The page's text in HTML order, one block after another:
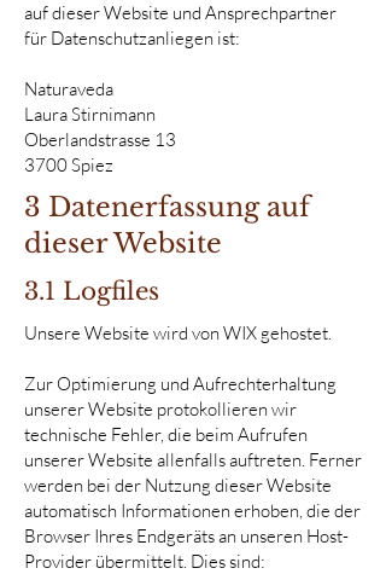
auf dieser Website und Ansprechpartner
für Datenschutzanliegen ist:
Naturaveda
Laura Stirnimann
Oberlandstrasse 13
3700 Spiez
3 Datenerfassung auf
dieser Website
3.1 Logfiles
Unsere Website wird von WIX gehostet.
Zur Optimierung und Aufrechterhaltung
unserer Website protokollieren wir
technische Fehler, die beim Aufrufen
unserer Website allenfalls auftreten. Ferner
werden bei der Nutzung dieser Website
automatisch Informationen erhoben, die der
Browser Ihres Endgeräts an unseren Host-
Provider übermittelt. Dies sind: